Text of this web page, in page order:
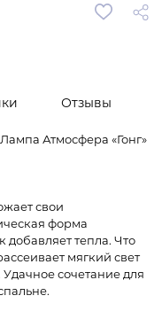
Отзывы
Атмосфера «Гонг»
свои
форма
добавляет тепла. Что
мягкий свет
сочетание для